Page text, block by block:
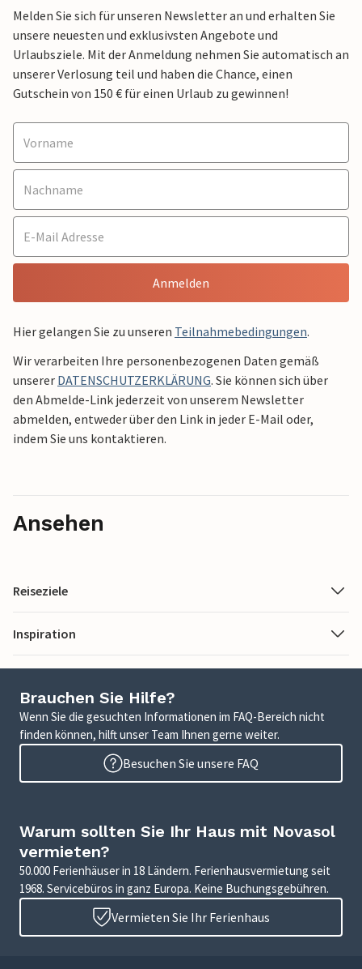
Melden Sie sich für unseren Newsletter an und erhalten Sie
unsere neuesten und exklusivsten Angebote und
Urlaubsziele. Mit der Anmeldung nehmen Sie automatisch an
unserer Verlosung teil und haben die Chance, einen
Gutschein von 150 € für einen Urlaub zu gewinnen!
Anmelden
Hier gelangen Sie zu unseren Teilnahmebedingungen.
Wir verarbeiten Ihre personenbezogenen Daten gemäß
unserer DATENSCHUTZERKLÄRUNG. Sie können sich über
den Abmelde-Link jederzeit von unserem Newsletter
abmelden, entweder über den Link in jeder E-Mail oder,
indem Sie uns kontaktieren.
Ansehen
Reiseziele
Inspiration
Brauchen Sie Hilfe?
Wenn Sie die gesuchten Informationen im FAQ-Bereich nicht
finden können, hilft unser Team Ihnen gerne weiter.
Besuchen Sie unsere FAQ
Warum sollten Sie Ihr Haus mit Novasol
vermieten?
50.000 Ferienhäuser in 18 Ländern. Ferienhausvermietung seit
1968. Servicebüros in ganz Europa. Keine Buchungsgebühren.
Vermieten Sie Ihr Ferienhaus